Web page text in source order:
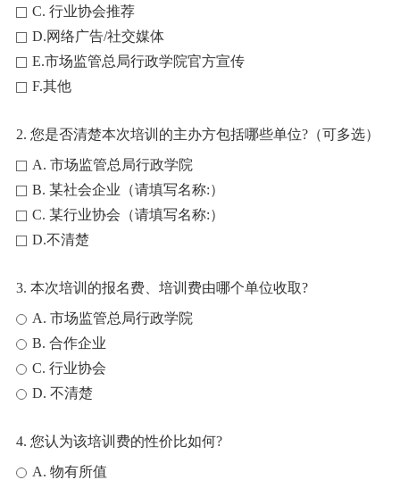
C. 行业协会推荐
D.网络广告/社交媒体
E.市场监管总局行政学院官方宣传
F.其他
2. 您是否清楚本次培训的主办方包括哪些单位?（可多选）
A. 市场监管总局行政学院
B. 某社会企业（请填写名称:）
C. 某行业协会（请填写名称:）
D.不清楚
3. 本次培训的报名费、培训费由哪个单位收取?
A. 市场监管总局行政学院
B. 合作企业
C. 行业协会
D. 不清楚
4. 您认为该培训费的性价比如何?
A. 物有所值